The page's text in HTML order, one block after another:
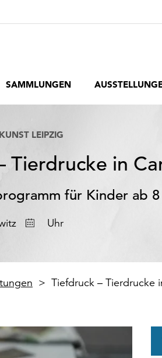
SAMMLUNGEN
LEIPZIG
Tierdrucke in
für Kinder ab 8
DatumUhr
Tiefdruck – Tierdrucke